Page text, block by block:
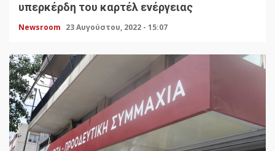
υπερκέρδη του καρτέλ ενέργειας
Newsroom 23 Αυγούστου, 2022 - 15:07